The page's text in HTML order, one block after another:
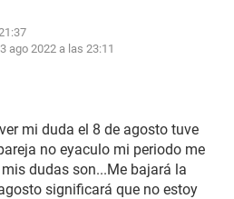
ago 2022 a las 23:11
mi duda el 8 de agosto tuve
no eyaculo mi periodo me
dudas son...Me bajará la
significará que no estoy